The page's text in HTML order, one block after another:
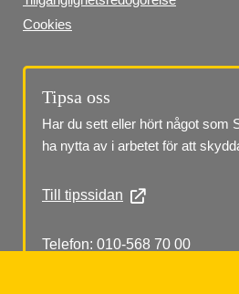
Cookies
Tipsa oss
Har du sett eller hört något som
ha nytta av i arbetet för att
Till tipssidan
Telefon: 010-568 70 00